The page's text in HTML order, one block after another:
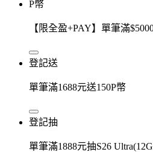
P幣
【限全盈+PAY】單筆滿
登記送
單筆滿1688元送150P幣
登記抽
單筆滿1888元抽S26